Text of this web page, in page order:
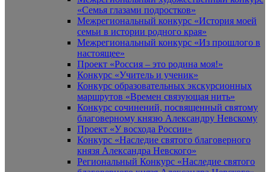
«Семья глазами подростков»
Межрегиональный конкурс «История моей
семьи в истории родного края»
Межрегиональный конкурс «Из прошлого в
настоящее»
Проект «Россия – это родина моя!»
Конкурс «Учитель и ученик»
Конкурс образовательных экскурсионных
маршрутов «Времен связующая нить»
Конкурс сочинений, посвященный святому
благоверному князю Александру Невскому
Проект «У восхода России»
Конкурс «Наследие святого благоверного
князя Александра Невского»
Региональный Конкурс «Наследие святого